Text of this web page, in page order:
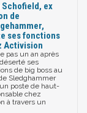
Schofield, ex
de
ses fonctions
Activision
pas un an après
ses
de big boss au
Sledghammer
poste de haut-
chez
à travers un